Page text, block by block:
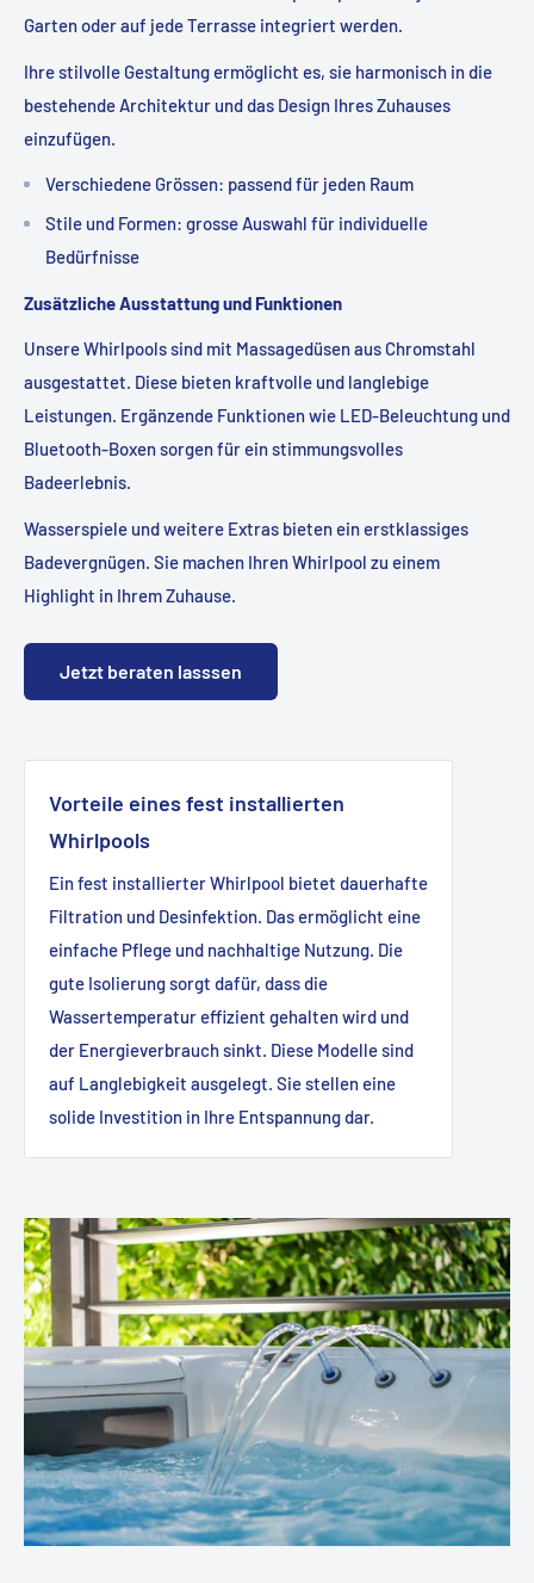
Garten oder auf jede Terrasse integriert werden.
Ihre stilvolle Gestaltung ermöglicht es, sie harmonisch in die
bestehende Architektur und das Design Ihres Zuhauses
einzufügen.
Verschiedene Grössen: passend für jeden Raum
Stile und Formen: grosse Auswahl für individuelle
Bedürfnisse
Zusätzliche Ausstattung und Funktionen
Unsere Whirlpools sind mit Massagedüsen aus Chromstahl
ausgestattet. Diese bieten kraftvolle und langlebige
Leistungen. Ergänzende Funktionen wie LED-Beleuchtung und
Bluetooth-Boxen sorgen für ein stimmungsvolles
Badeerlebnis.
Wasserspiele und weitere Extras bieten ein erstklassiges
Badevergnügen. Sie machen Ihren Whirlpool zu einem
Highlight in Ihrem Zuhause.
Jetzt beraten lasssen
Vorteile eines fest installierten
Whirlpools
Ein fest installierter Whirlpool bietet dauerhafte
Filtration und Desinfektion. Das ermöglicht eine
einfache Pflege und nachhaltige Nutzung. Die
gute Isolierung sorgt dafür, dass die
Wassertemperatur effizient gehalten wird und
der Energieverbrauch sinkt. Diese Modelle sind
auf Langlebigkeit ausgelegt. Sie stellen eine
solide Investition in Ihre Entspannung dar.